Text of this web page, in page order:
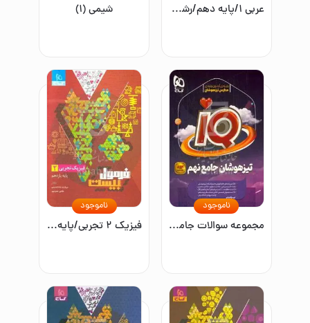
عربی ۱/پایه دهم/رشته های تجربی و ریاضی شیمی (۱)
مجموعه سوالات جامع تیزهوشان نهم
ناموجود
فیزیک ۲ تجربی/پایه یازدهم
ناموجود